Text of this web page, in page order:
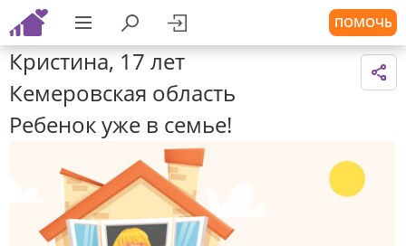
ПОМОЧЬ
Кристина, 17 лет
Кемеровская область
Ребенок уже в семье!